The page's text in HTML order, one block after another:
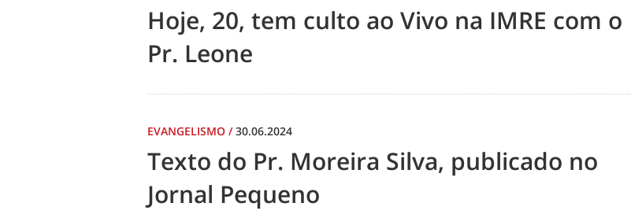
Hoje, 20, tem culto ao Vivo na IMRE com o
Pr. Leone
EVANGELISMO /30.06.2024
Texto do Pr. Moreira Silva, publicado no
Jornal Pequeno